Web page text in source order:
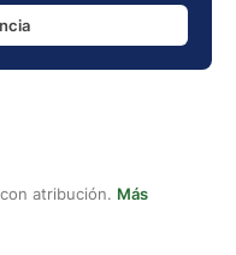
atribución. Más